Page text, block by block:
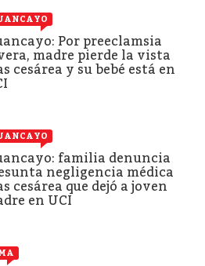
Por preeclamsia
madre pierde la vista
cesárea y su bebé está en
familia denuncia
negligencia médica
cesárea que dejó a joven
en UCI